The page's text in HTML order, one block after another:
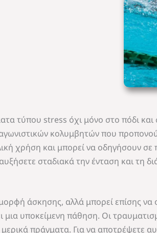
τύπου stress όχι μόνο στο πόδι
κολυμβητών που
χρήση και μπορεί να οδηγήσουν σε
σταδιακά την ένταση και τη
άσκησης, αλλά μπορεί επίσης να
υποκείμενη πάθηση. Οι
πράγματα. Για να αποτρέψετε